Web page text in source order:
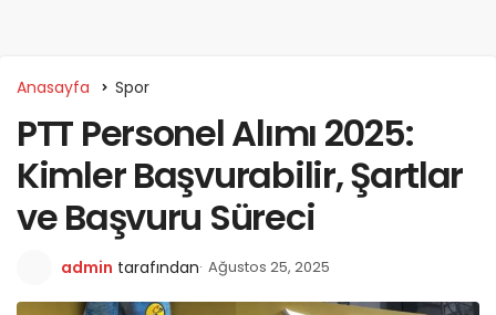
Anasayfa Spor
PTT Personel Alımı 2025:
Kimler Başvurabilir, Şartlar
ve Başvuru Süreci
admin tarafından Ağustos 25, 2025